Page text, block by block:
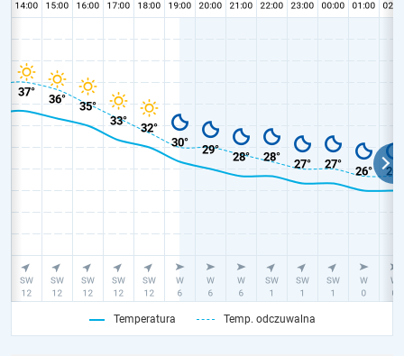
Temperatura Temp. odczuwalna